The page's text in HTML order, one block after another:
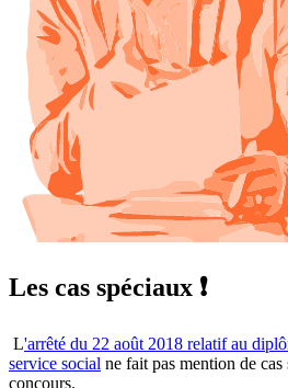
Les cas spéciaux ❗
L'arrêté du 22 août 2018 relatif au
service social ne fait pas mention de
concours.